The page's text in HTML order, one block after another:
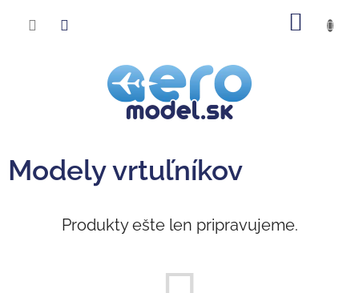
Modely vrtuľníkov
Produkty ešte len pripravujeme.